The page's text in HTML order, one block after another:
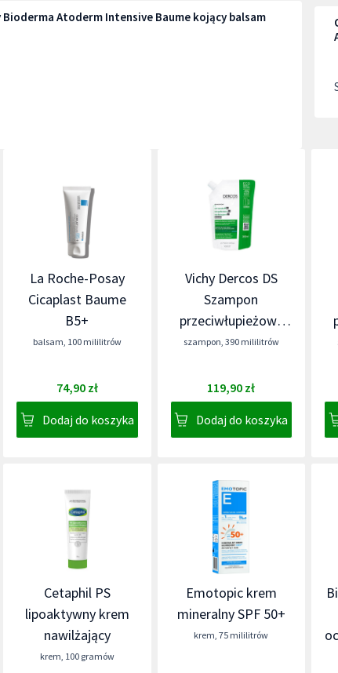
Atoderm Intensive Baume kojący balsam
La Roche-Posay
Cicaplast Baume
B5+
balsam, 100 mililitrów
74,90 zł
Dodaj do koszyka
Vichy Dercos DS
Szampon
przeciwłupieżowy
włosy normalne i
szampon, 390 mililitrów
119,90 zł
Dodaj do koszyka
Cetaphil PS
lipoaktywny krem
nawilżający
krem, 100 gramów
Emotopic krem
mineralny SPF 50+
krem,75 mililitrów